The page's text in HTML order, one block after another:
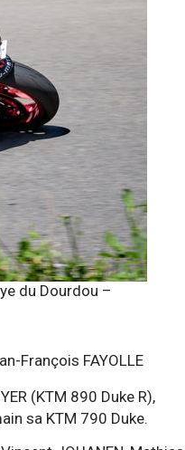
du Dourdou –
François FAYOLLE
(KTM 890 Duke R),
sa KTM 790 Duke.